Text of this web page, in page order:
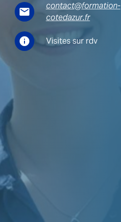
email
contact@formation-
cotedazur.fr
info Visites sur rdv